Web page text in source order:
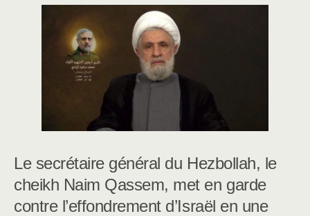
c
e
b
o
k
e
dI
ar
e
Le secrétaire général du Hezbollah, le
cheikh Naim Qassem, met en garde
contre l’effondrement d’Israël en une